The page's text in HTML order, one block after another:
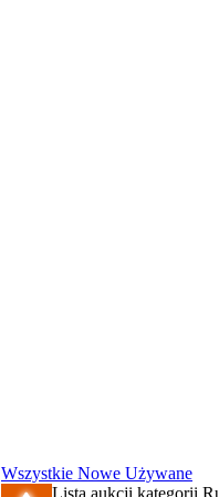
Wszystkie Nowe Używane
Lista aukcji kategorii